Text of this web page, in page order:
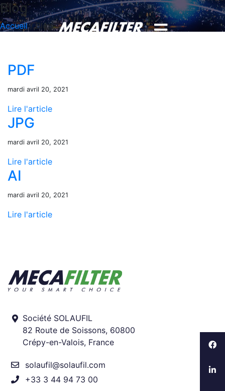
Blog
Accueil/Blog
PDF
mardi avril 20, 2021
Lire l'article
JPG
mardi avril 20, 2021
Lire l'article
AI
mardi avril 20, 2021
Lire l'article
Société SOLAUFIL
82 Route de Soissons, 60800
Crépy-en-Valois, France
solaufil@solaufil.com
+33 3 44 94 73 00